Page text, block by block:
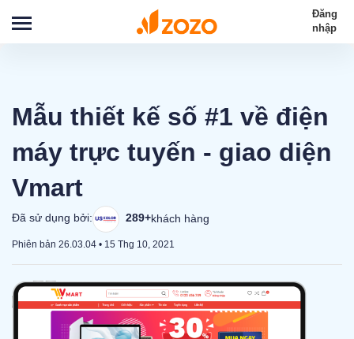
Đăng
nhập
Mẫu thiết kế số #1 về điện
máy trực tuyến - giao diện
Vmart
Đã sử dụng bởi: 289+khách hàng
Phiên bản 26.03.04 • 15 Thg 10, 2021